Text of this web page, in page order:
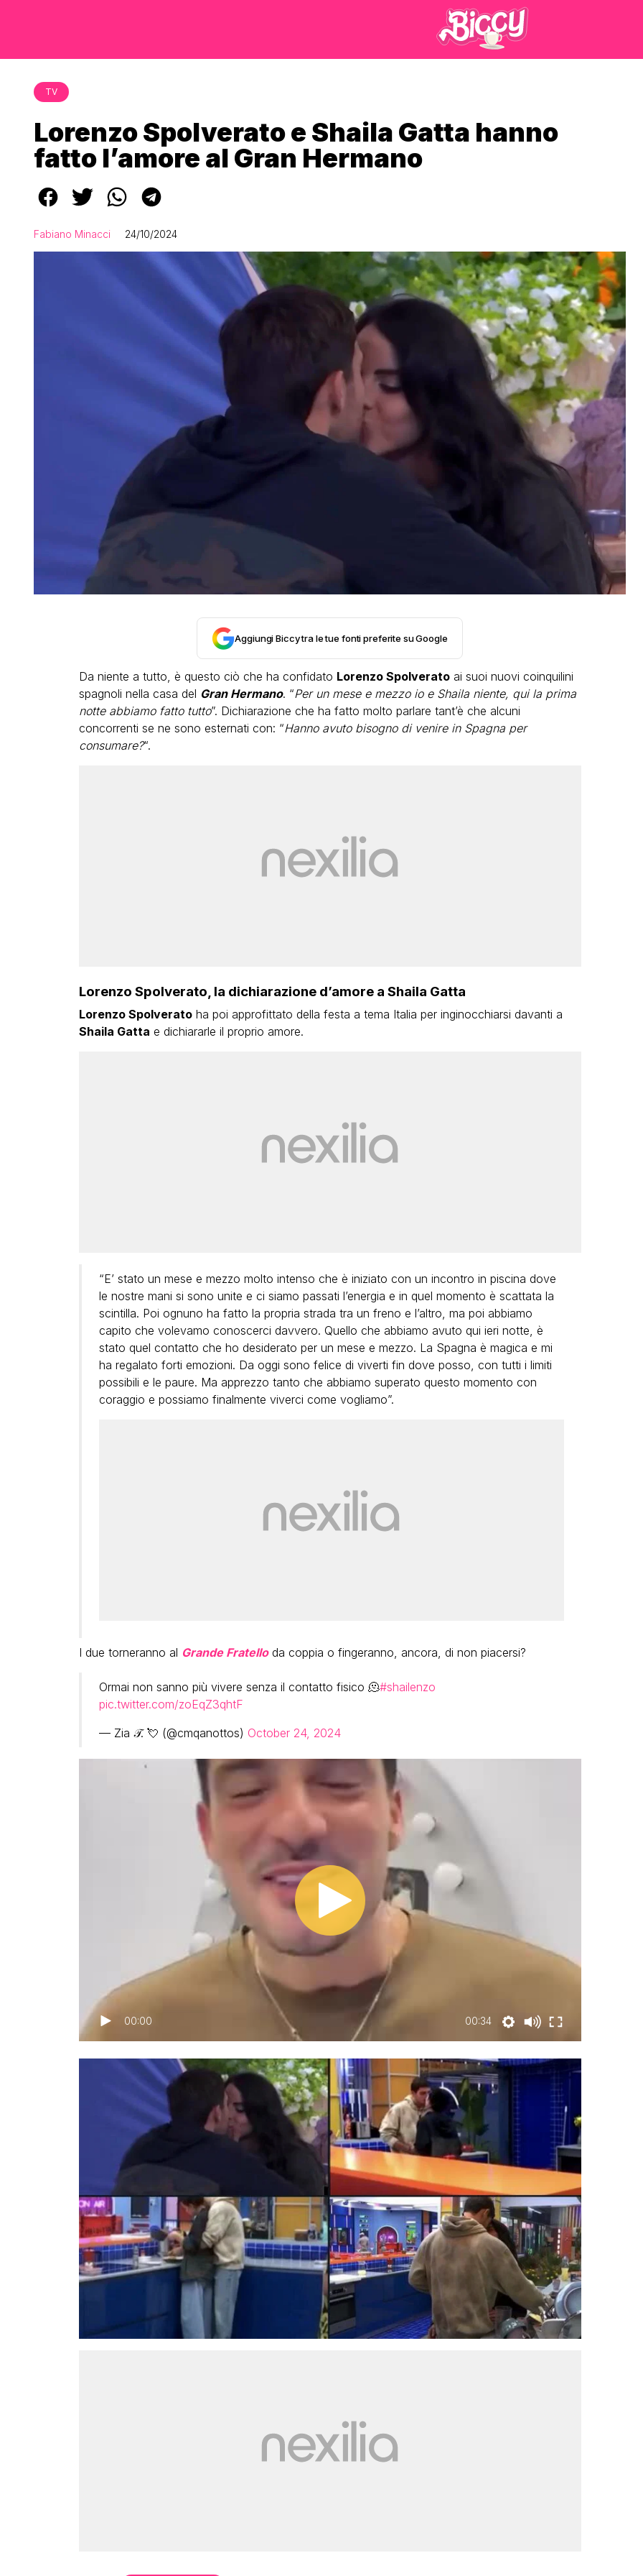
TV
Lorenzo Spolverato e Shaila Gatta hanno
fatto l’amore al Gran Hermano
Fabiano Minacci 24/10/2024
Aggiungi Biccy tra le tue fonti preferite su Google
Da niente a tutto, è questo ciò che ha confidato Lorenzo Spolveratoai suoi nuovi coinquilini
spagnoli nella casa del Gran Hermano. “Per un mese e mezzo io e Shaila niente, qui la prima
notte abbiamo fatto tutto”. Dichiarazione che ha fatto molto parlare tant’è che alcuni
concorrenti se ne sono esternati con: “Hanno avuto bisogno di venire in Spagna per
consumare?“.
Lorenzo Spolverato, la dichiarazione d’amore a Shaila Gatta
Lorenzo Spolveratoha poi approfittato della festa a tema Italia per inginocchiarsi davanti a
Shaila Gatta e dichiararle il proprio amore.
“E’ stato un mese e mezzo molto intenso che è iniziato con un incontro in piscina dove
le nostre mani si sono unite e ci siamo passati l’energia e in quel momento è scattata la
scintilla. Poi ognuno ha fatto la propria strada tra un freno e l’altro, ma poi abbiamo
capito che volevamo conoscerci davvero. Quello che abbiamo avuto qui ieri notte, è
stato quel contatto che ho desiderato per un mese e mezzo. La Spagna è magica e mi
ha regalato forti emozioni. Da oggi sono felice di viverti fin dove posso, con tutti i limiti
possibili e le paure. Ma apprezzo tanto che abbiamo superato questo momento con
coraggio e possiamo finalmente viverci come vogliamo”.
I due torneranno al Grande Fratelloda coppia o fingeranno, ancora, di non piacersi?
Ormai non sanno più vivere senza il contatto fisico 🫠#shailenzo
pic.twitter.com/zoEqZ3qhtF
— Zia 𝒯. 💘 (@cmqanottos) October 24, 2024
00:00 00:34